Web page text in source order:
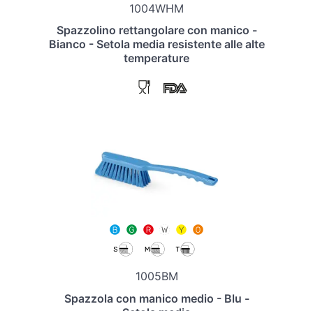
1004WHM
Spazzolino rettangolare con manico -
Bianco - Setola media resistente alle alte
temperature
1005BM
Spazzola con manico medio - Blu -